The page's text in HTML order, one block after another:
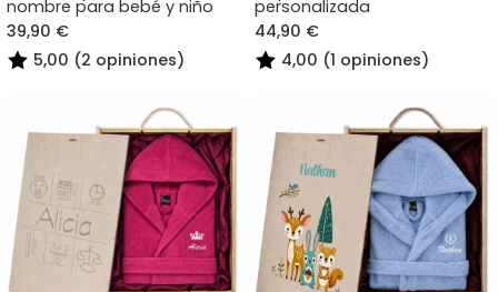
nombre para bebé y niño
39,90 €
5,00 (2 opiniones)
personalizada
44,90 €
4,00 (1 opiniones)